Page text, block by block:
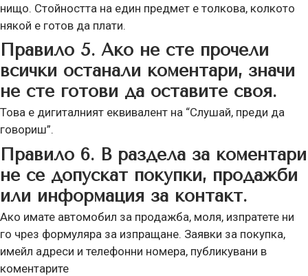
нищо. Стойността на един предмет е толкова, колкото
някой е готов да плати.
Правило 5. Ако не сте прочели
всички останали коментари, значи
не сте готови да оставите своя.
Това е дигиталният еквивалент на “Слушай, преди да
говориш”.
Правило 6. В раздела за коментари
не се допускат покупки, продажби
или информация за контакт.
Ако имате автомобил за продажба, моля, изпратете ни
го чрез формуляра за изпращане. Заявки за покупка,
имейл адреси и телефонни номера, публикувани в
коментарите